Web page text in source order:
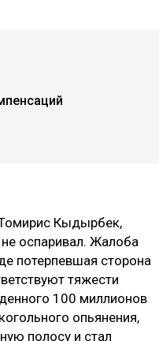
Кыдырбек,
оспаривал. Жалоба
потерпевшая сторона
тяжести
100 миллионов
опьянения,
полосу и стал